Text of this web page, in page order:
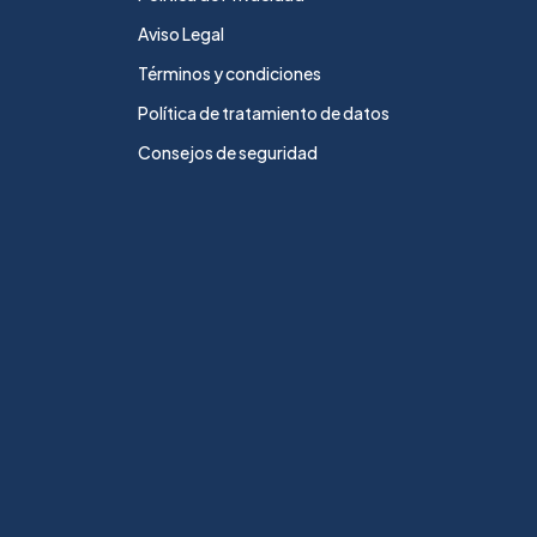
Aviso Legal
Términos y condiciones
Política de tratamiento de datos
Consejos de seguridad